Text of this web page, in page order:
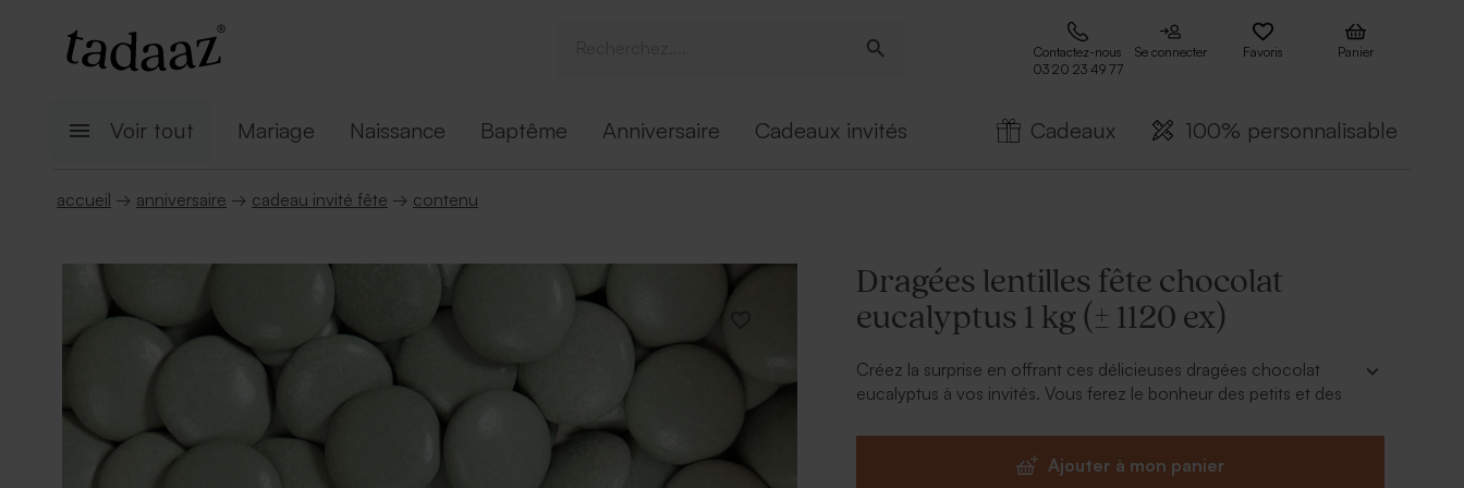
Contactez-nous
03 20 23 49 77
Se connecter Favoris Panier
Voir tout Mariage Naissance Baptême Anniversaire Cadeaux invités Cadeaux 100% personnalisable
accueil → anniversaire → cadeau invité fête → contenu
Dragées lentilles fête chocolat
eucalyptus 1 kg (± 1120 ex)
Créez la surprise en offrant ces délicieuses dragées chocolat
eucalyptus à vos invités. Vous ferez le bonheur des petits et des
Peu importe l'évènement que vous organisez, toute occasion est
bonne pour faire plaisir à ses convives ! Ces dragées en chocolat
Ajouter à mon panier